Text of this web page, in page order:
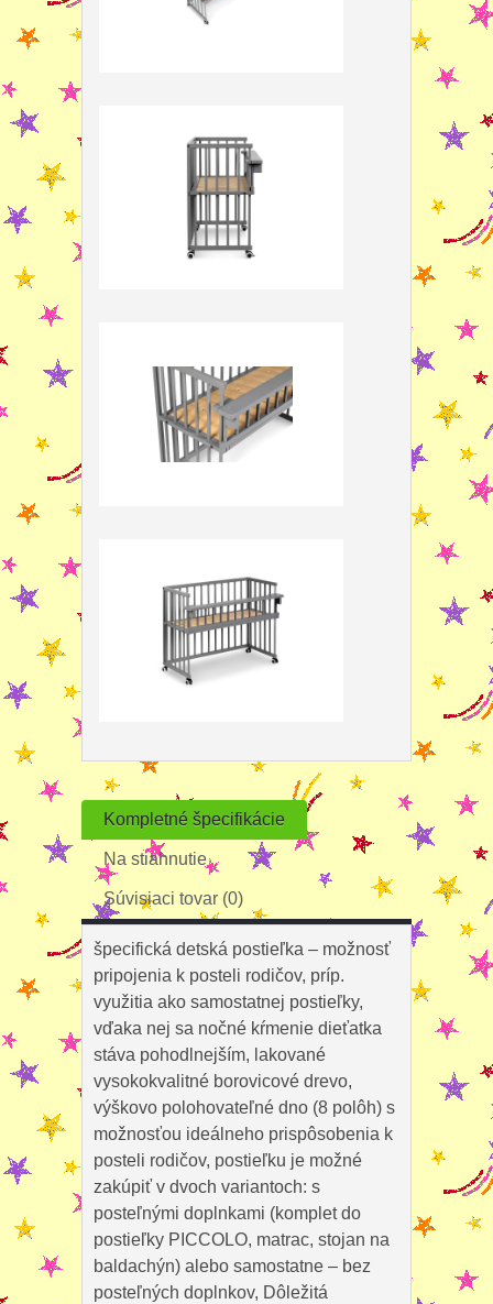
Kompletné špecifikácie
Na stiahnutie
Súvisiaci tovar (0)
špecifická detská postieľka – možnosť
pripojenia k posteli rodičov, príp.
využitia ako samostatnej postieľky,
vďaka nej sa nočné kŕmenie dieťatka
stáva pohodlnejším, lakované
vysokokvalitné borovicové drevo,
výškovo polohovateľné dno (8 polôh) s
možnosťou ideálneho prispôsobenia k
posteli rodičov, postieľku je možné
zakúpiť v dvoch variantoch: s
posteľnými doplnkami (komplet do
postieľky PICCOLO, matrac, stojan na
baldachýn) alebo samostatne – bez
posteľných doplnkov, Dôležitá